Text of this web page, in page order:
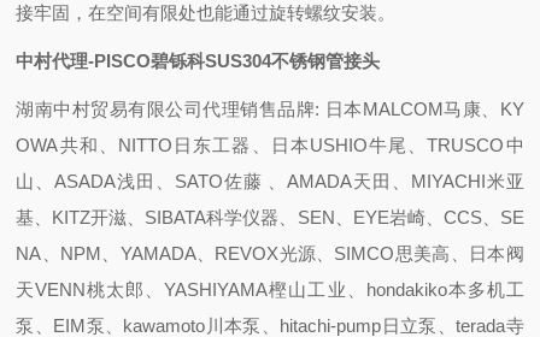
接牢固，在空间有限处也能通过旋转螺纹安装。
中村代理-PISCO碧铄科SUS304不锈钢管接头
湖南中村贸易有限公司代理销售品牌: 日本MALCOM马康、KY
OWA共和、NITTO日东工器、日本USHIO牛尾、TRUSCO中
山、ASADA浅田、SATO佐藤 、AMADA天田、MIYACHI米亚
基、KITZ开滋、SIBATA科学仪器、SEN、EYE岩崎、CCS、SE
NA、NPM、YAMADA、REVOX光源、SIMCO思美高、日本阀
天VENN桃太郎、YASHIYAMA樫山工业、hondakiko本多机工
泵、EIM泵、kawamoto川本泵、hitachi-pump日立泵、terada寺